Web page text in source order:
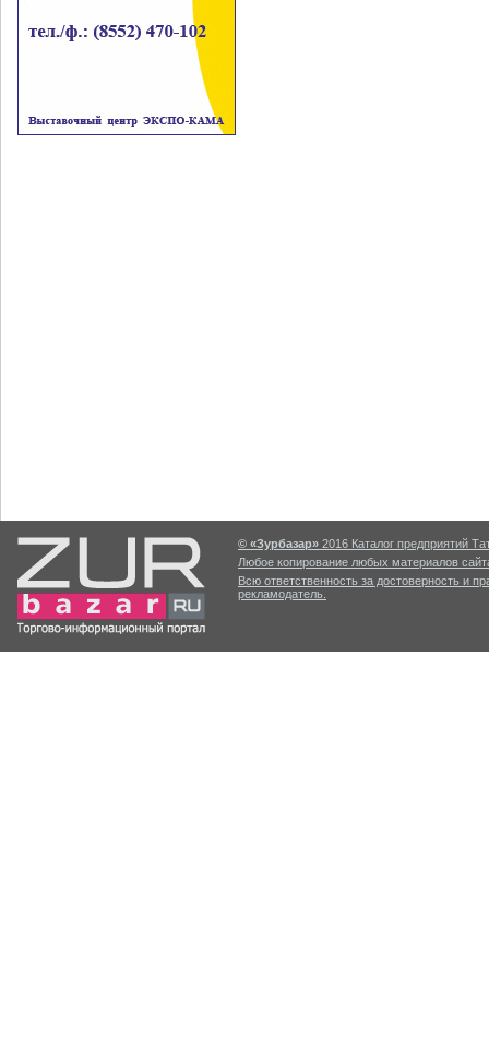
© «Зурбазар» 2016 Каталог предприятий
Любое копирование любых материалов
Всю ответственность за достоверность и
рекламодатель.